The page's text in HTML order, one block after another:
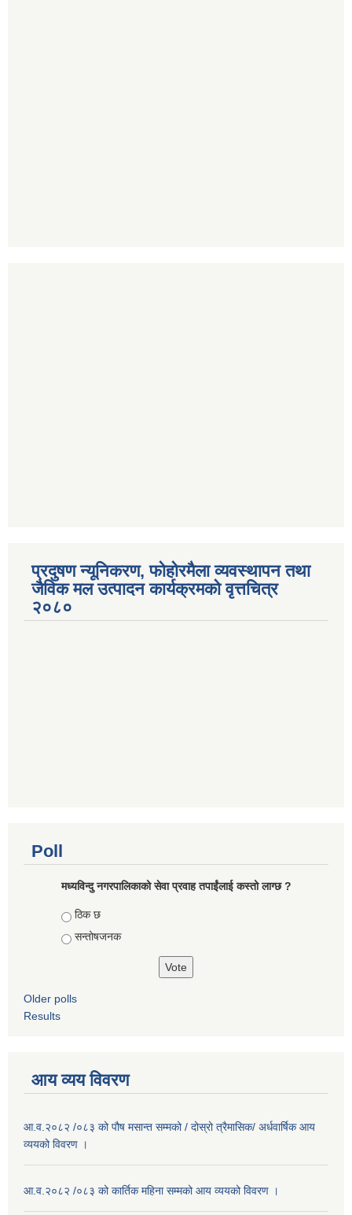
प्रदुषण न्यूनिकरण, फोहोरमैला व्यवस्थापन तथा
जैविक मल उत्पादन कार्यक्रमको वृत्तचित्र
२०८०
Poll
मध्यविन्दु नगरपालिकाको सेवा प्रवाह तपाईंलाई कस्तो लाग्छ ?
Choices
ठिक छ
सन्तोषजनक
Older polls
Results
आय व्यय विवरण
आ.व.२०८२ /०८३ को पौष मसान्त सम्मको / दोस्रो त्रैमासिक/ अर्धवार्षिक आय
व्ययको विवरण ।
आ.व.२०८२ /०८३ को कार्तिक महिना सम्मको आय व्ययको विवरण ।